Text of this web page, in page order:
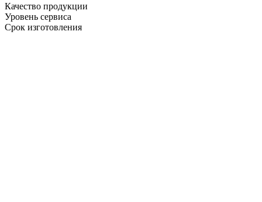
Качество продукции
Уровень сервиса
Срок изготовления